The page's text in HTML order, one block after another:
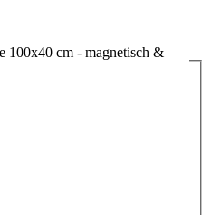
100x40 cm - magnetisch &